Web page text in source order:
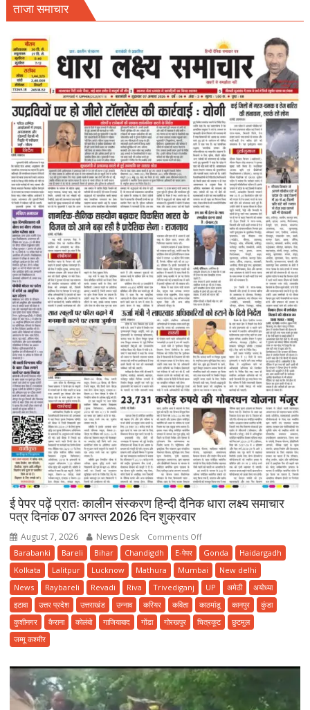
ताजा समाचार
ई पेपर पढ़ें प्रातः कालीन संस्करण हिन्दी दैनिक धारा लक्ष्य समाचार
पत्र दिनांक 07 अगस्त 2026 दिन शुक्रवार
August 7, 2026 News Desk Comments Offon
ई
पेपर
पढ़ें
प्रातः
कालीन
संस्करण
धारा
लक्ष्य
समाचार
Barabanki Bareli Bihar Chandigdh E-पेपर Gonda
Haidargadh
Kolkata
Lalitpur Lucknow Mathura Mumbai
New delhi
News
Raybareli Revadi Riva Trivediganj UP अमेठी
अयोध्या
इटावा
उत्तर प्रदेश उत्तराखंड उन्नाव करियर कविता काठमांडू कानपुर
कुंडा
कुशीनगर
कैराना कोलंबो गाजियाबाद गोंडा गोरखपुर चित्रकूट
छुटमुल
जम्मू कश्मीर